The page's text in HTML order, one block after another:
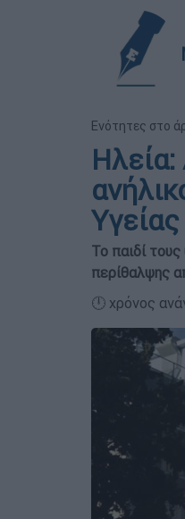
Ενότητες στο
Ηλεία:
Υγείας
Το παιδί
περίθαλψης
🕛 χρόνος